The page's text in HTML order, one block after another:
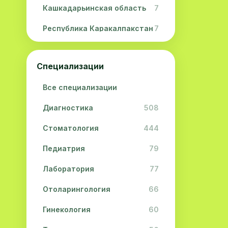
Кашкадарьинская область 7
Республика Каракалпакстан 7
Навоийская область 5
Джизакская область
Сурхандарьинская область
Сырдарьинская область 2
Хорезмская область 2
Специализации
Все специализации
Диагностика 508
Стоматология 444
Педиатрия 79
Лаборатория 77
Отоларингология 66
Гинекология 60